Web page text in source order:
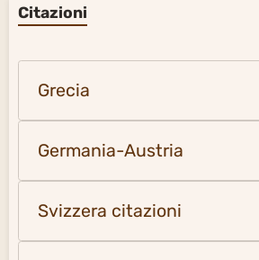
Citazioni
Grecia
Germania-Austria
Svizzera citazioni